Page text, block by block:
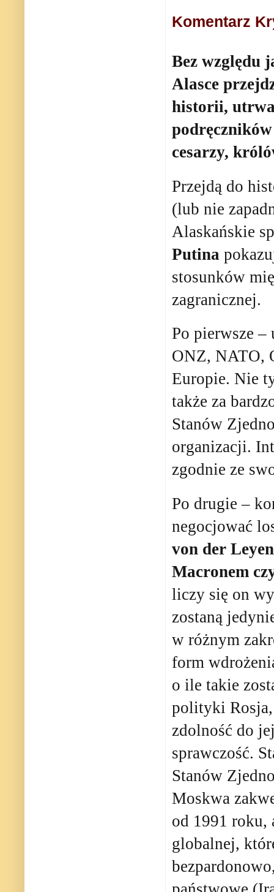
Komentarz
Bez względu
Alasce
historii,
cesarzy,
Przejdą do
(lub nie
Alaskańskie
Putina
stosunków
zagranicznej.
Po pierwsze
ONZ, NATO,
Europie. Nie
także za
Stanów
organizacji.
zgodnie ze
Po drugie –
negocjować
von der
Macronem
liczy się on
zostaną
w różnym
form
o ile takie
polityki
zdolność do
sprawczość.
Stanów
Moskwa
od 1991 roku,
globalnej,